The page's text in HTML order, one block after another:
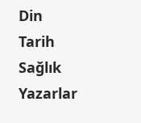
Din
Tarih
Sağlık
Yazarlar